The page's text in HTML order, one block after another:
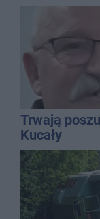
Trwają
Kucały